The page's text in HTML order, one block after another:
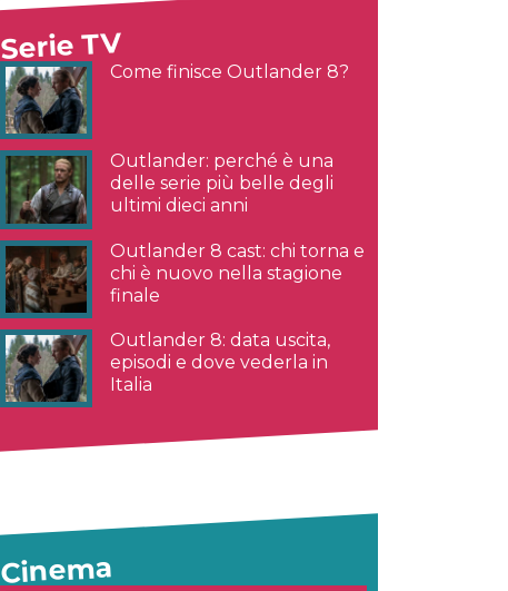
Serie TV
Come finisce Outlander 8?
Outlander: perché è una
delle serie più belle degli
ultimi dieci anni
Outlander 8 cast: chi torna e
chi è nuovo nella stagione
finale
Outlander 8: data uscita,
episodi e dove vederla in
Italia
Cinema